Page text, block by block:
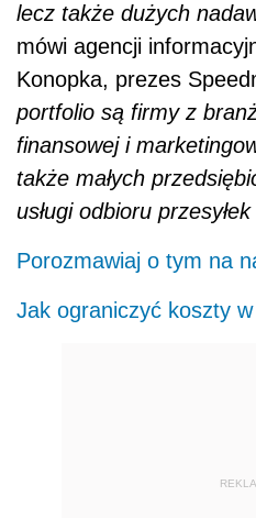
lecz także dużych
mówi agencji
Konopka, prezes
portfolio są firmy z
finansowej i
także małych
usługi odbioru
Porozmawiaj o tym na
Jak ograniczyć koszty